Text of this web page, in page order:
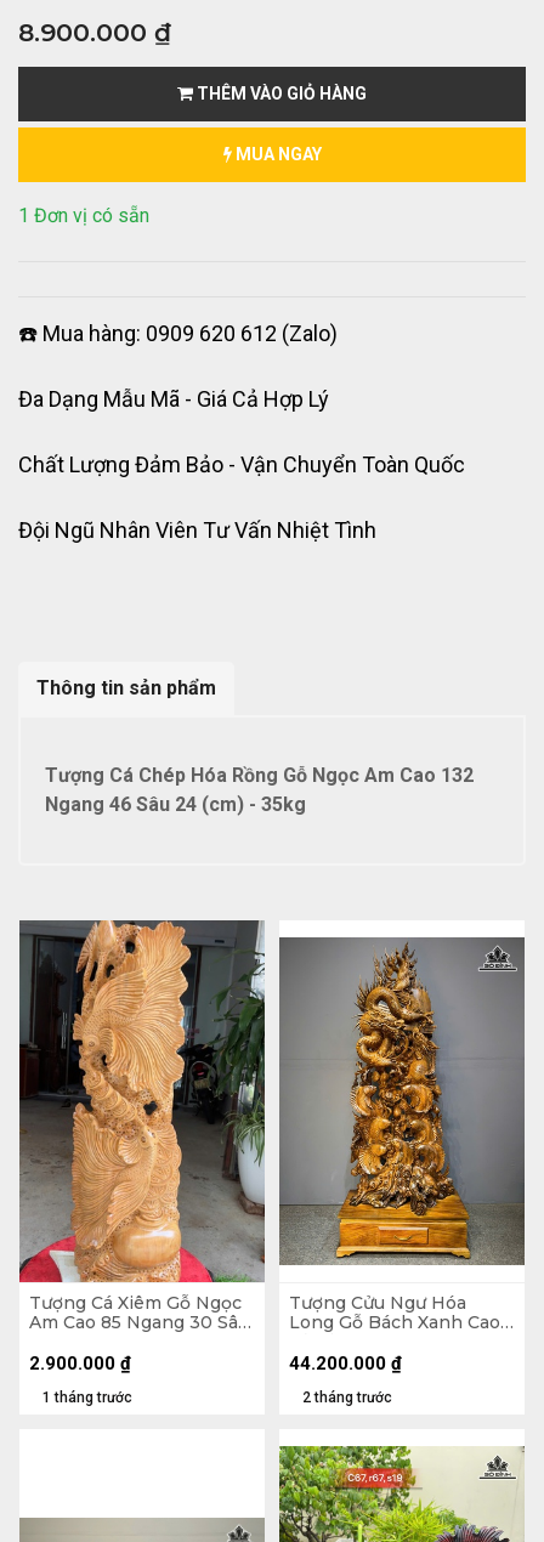
8.900.000 ₫
THÊM VÀO GIỎ HÀNG
MUA NGAY
1 Đơn vị có sẵn
☎️ Mua hàng: 0909 620 612 (Zalo)
Đa Dạng Mẫu Mã - Giá Cả Hợp Lý
Chất Lượng Đảm Bảo - Vận Chuyển Toàn Quốc
Đội Ngũ Nhân Viên Tư Vấn Nhiệt Tình
Thông tin sản phẩm
Tượng Cá Chép Hóa Rồng Gỗ Ngọc Am Cao 132
Ngang 46 Sâu 24 (cm) - 35kg
Tượng Cá Xiêm Gỗ Ngọc
Am Cao 85 Ngang 30 Sâu
1 tháng trước
2.900.000 ₫
Tượng Cửu Ngư Hóa
Long Gỗ Bách Xanh Cao
45 (cm) - Kỷ Cao 30
2 tháng trước
44.200.000 ₫